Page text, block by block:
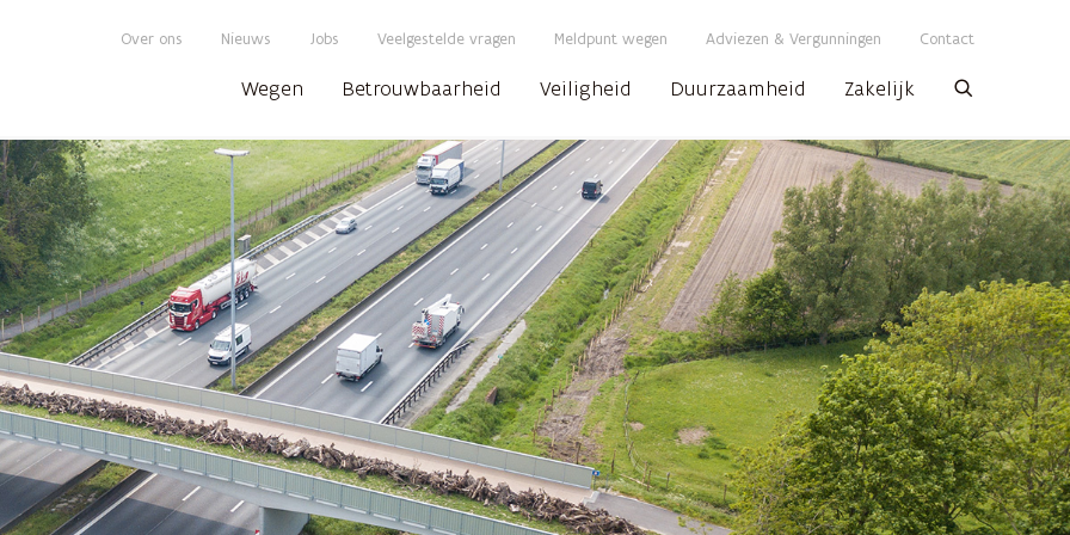
Over ons Nieuws Jobs Veelgestelde vragen Meldpunt wegen Adviezen & Vergunningen Contact
Wegen Betrouwbaarheid Veiligheid Duurzaamheid Zakelijk